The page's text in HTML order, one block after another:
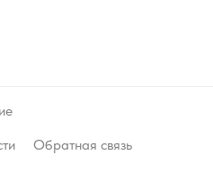
Обратная связь